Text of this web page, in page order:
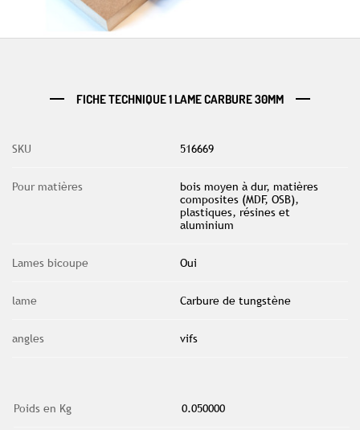
FICHE TECHNIQUE 1 LAME CARBURE 30MM
SKU 516669
Pour matières
bois moyen à dur, matières
composites (MDF, OSB),
plastiques, résines et
aluminium
Lames bicoupe Oui
lame Carbure de tungstène
angles vifs
Poids en Kg 0.050000